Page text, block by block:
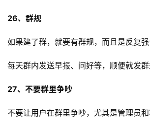
26、群规
如果建了群，就要有群规，而且是反复强
每天群内发送早报、问好等，顺便就发群
27、不要群里争吵
不要让用户在群里争吵，尤其是管理员和